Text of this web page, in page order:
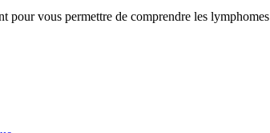
vous permettre de comprendre les lymphomes